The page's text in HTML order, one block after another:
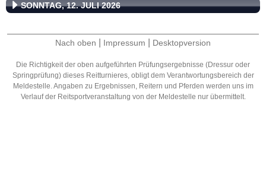
SONNTAG, 12. JULI 2026
Nach oben Impressum Desktopversion
Die Richtigkeit der oben aufgeführten Prüfungsergebnisse (Dressur oder
Springprüfung) dieses Reitturnieres, obligt dem Verantwortungsbereich der
Meldestelle. Angaben zu Ergebnissen, Reitern und Pferden werden uns im
Verlauf der Reitsportveranstaltung von der Meldestelle nur übermittelt.